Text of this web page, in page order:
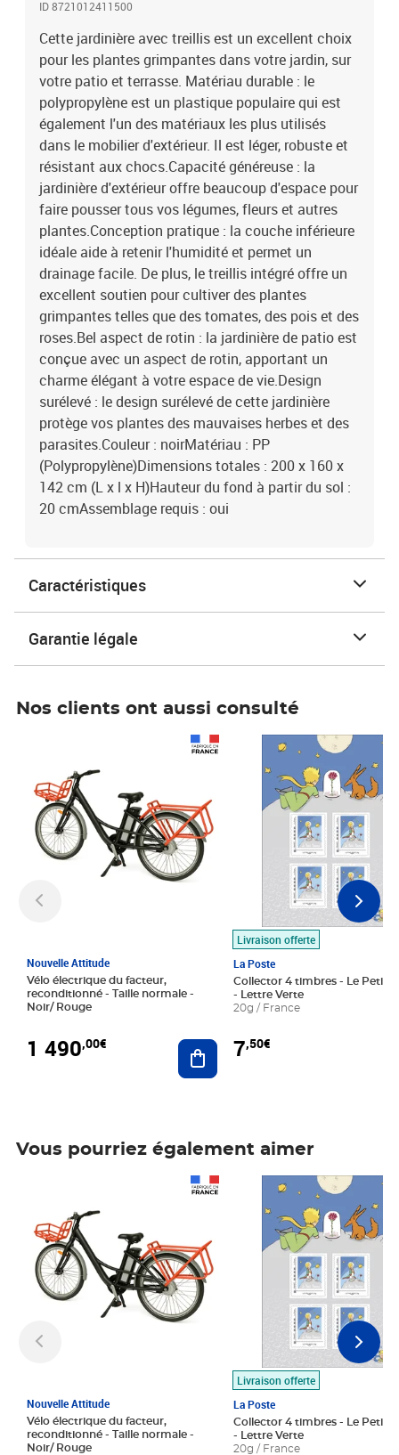
des mauvaises herbes et des parasites.Couleur : noirMatériau : PP
(Polypropylène)Dimensions totales : 200 x 160 x 142 cm (L x l x
H)Hauteur du fond à partir du sol : 20 cmAssemblage requis : oui
ID 8721012411500
Cette jardinière avec treillis est un excellent choix
pour les plantes grimpantes dans votre jardin, sur
votre patio et terrasse. Matériau durable : le
polypropylène est un plastique populaire qui est
également l'un des matériaux les plus utilisés
dans le mobilier d'extérieur. Il est léger, robuste et
résistant aux chocs.Capacité généreuse : la
jardinière d'extérieur offre beaucoup d'espace pour
faire pousser tous vos légumes, fleurs et autres
plantes.Conception pratique : la couche inférieure
idéale aide à retenir l'humidité et permet un
drainage facile. De plus, le treillis intégré offre un
excellent soutien pour cultiver des plantes
grimpantes telles que des tomates, des pois et des
roses.Bel aspect de rotin : la jardinière de patio est
conçue avec un aspect de rotin, apportant un
charme élégant à votre espace de vie.Design
surélevé : le design surélevé de cette jardinière
protège vos plantes des mauvaises herbes et des
parasites.Couleur : noirMatériau : PP
(Polypropylène)Dimensions totales : 200 x 160 x
142 cm (L x l x H)Hauteur du fond à partir du sol :
20 cmAssemblage requis : oui
Caractéristiques
Garantie légale
Nos clients ont aussi consulté
Nouvelle Attitude
Vélo électrique du facteur,
reconditionné - Taille normale -
Noir/ Rouge
1 490,00€ Ajouter au panier
Livraison offerte
La Poste
Collector 4 timbres - Le Petit
- Lettre Verte
20g / France
7,50€
Prix 7,50€
Vous pourriez également aimer
Nouvelle Attitude
Vélo électrique du facteur,
reconditionné - Taille normale -
Noir/ Rouge
Livraison offerte
La Poste
Collector 4 timbres - Le Petit
- Lettre Verte
20g / France
Prix 7,50€